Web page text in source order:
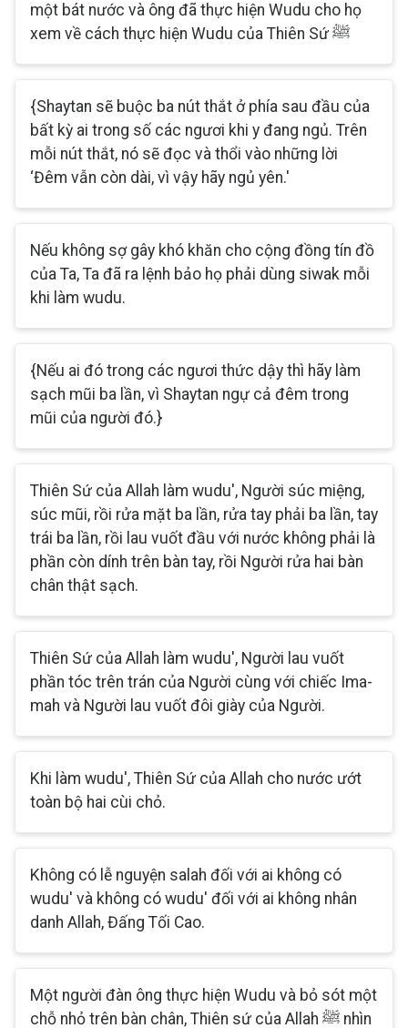
một bát nước và ông đã thực hiện Wudu cho họ
xem về cách thực hiện Wudu của Thiên Sứ ﷺ
{Shaytan sẽ buộc ba nút thắt ở phía sau đầu của
bất kỳ ai trong số các ngươi khi y đang ngủ. Trên
mỗi nút thắt, nó sẽ đọc và thổi vào những lời
‘Đêm vẫn còn dài, vì vậy hãy ngủ yên.'
Nếu không sợ gây khó khăn cho cộng đồng tín đồ
của Ta, Ta đã ra lệnh bảo họ phải dùng siwak mỗi
khi làm wudu.
{Nếu ai đó trong các ngươi thức dậy thì hãy làm
sạch mũi ba lần, vì Shaytan ngự cả đêm trong
mũi của người đó.}
Thiên Sứ của Allah làm wudu', Người súc miệng,
súc mũi, rồi rửa mặt ba lần, rửa tay phải ba lần, tay
trái ba lần, rồi lau vuốt đầu với nước không phải là
phần còn dính trên bàn tay, rồi Người rửa hai bàn
chân thật sạch.
Thiên Sứ của Allah làm wudu', Người lau vuốt
phần tóc trên trán của Người cùng với chiếc Ima-
mah và Người lau vuốt đôi giày của Người.
Khi làm wudu', Thiên Sứ của Allah cho nước ướt
toàn bộ hai cùi chỏ.
Không có lễ nguyện salah đối với ai không có
wudu' và không có wudu' đối với ai không nhân
danh Allah, Đấng Tối Cao.
Một người đàn ông thực hiện Wudu và bỏ sót một
chỗ nhỏ trên bàn chân, Thiên sứ của Allah ﷺ nhìn